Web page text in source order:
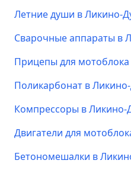
Летние души в Ликино-
Сварочные аппараты в
Прицепы для
Поликарбонат в
Компрессоры в Ликино-
Двигатели для
Бетономешалки в